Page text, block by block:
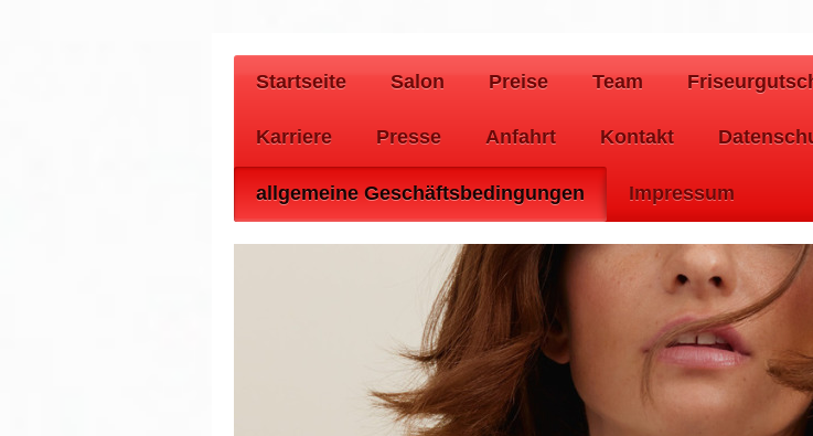
Startseite Salon Preise Team
Karriere Presse Anfahrt Kontakt
allgemeine Geschäftsbedingungen Impressum